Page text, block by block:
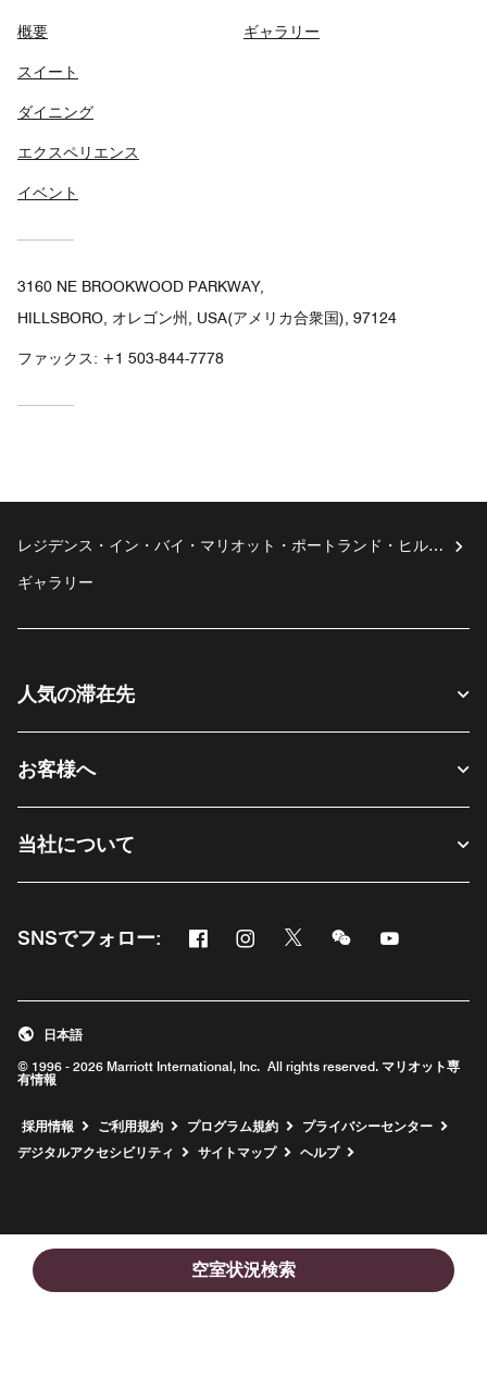
空室状況検索
概要
スイート
ダイニング
エクスペリエンス
イベント
ギャラリー
3160 NE BROOKWOOD PARKWAY,
HILLSBORO, オレゴン州, USA(アメリカ合衆国), 97124
ファックス: +1 503-844-7778
レジデンス・イン・バイ・マリオット・ポートランド・ヒルズ
ギャラリー
人気の滞在先
お客様へ
当社について
SNSでフォロー: Facebook
新しいウィンドウで開く
Instagram
新しいウィンドウで開く
Twitter
新しいウィンドウで開く
Messenger
新しいウィンドウ
新しいウィ
© 1996 - 2026 Marriott International, Inc. All rights reserved. マリオット専
有情報
日本語
採用情報 新しいウィンドウで開く
ご利用規約 プログラム規約
プライバシーセンター
デジタルアクセシビリティ
サイトマップ ヘルプ